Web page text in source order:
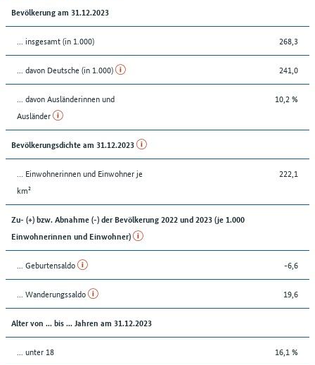
Bevölkerung am 31.12.2023
... insgesamt (in 1.000) 268,3
... davon Deutsche (in 1.000) 241,0
... davon Ausländerinnen und
Ausländer
10,2 %
Bevölkerungsdichte am 31.12.2023
… Einwohnerinnen und Einwohner je
km²
222,1
Zu- (+) bzw. Abnahme (-) der Bevölkerung 2022 und 2023 (je 1.000
Einwohnerinnen und Einwohner)
... Geburtensaldo -6,6
... Wanderungssaldo 19,6
Alter von ... bis ... Jahren am 31.12.2023
... unter 18 16,1 %